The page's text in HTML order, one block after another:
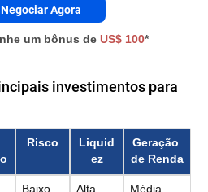
Agora
um bônus de US$ 100*
investimentos para
Risco
Liquid
ez
Geração
de Renda
Baixo Alta Média